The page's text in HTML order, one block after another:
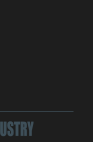
Corporation
Sessione